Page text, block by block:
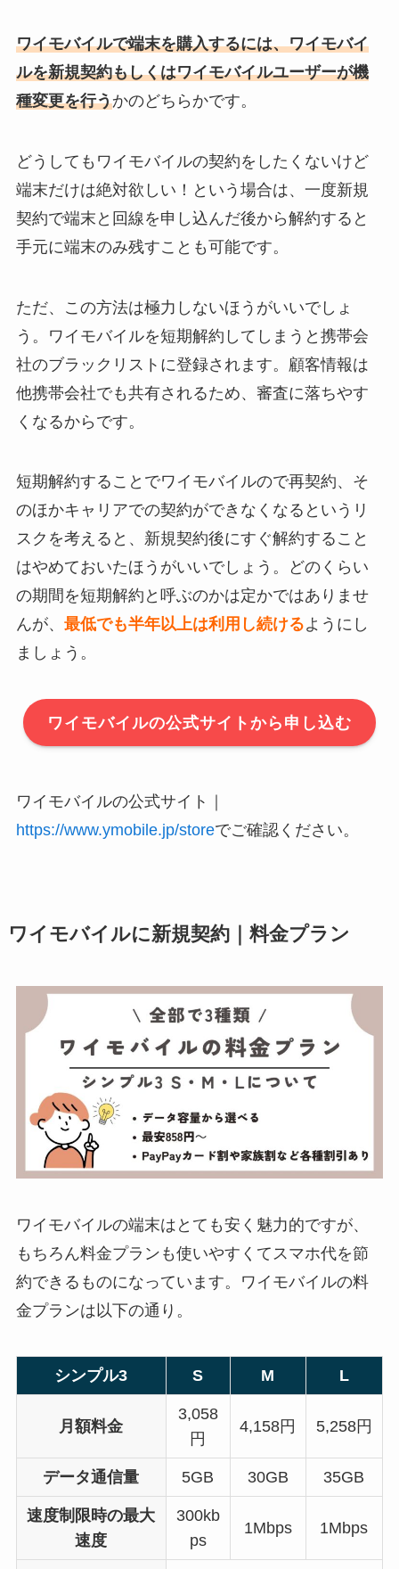
ワイモバイルで端末を購入するには、ワイモバイ
ルを新規契約もしくはワイモバイルユーザーが機
種変更を行うかのどちらかです。
どうしてもワイモバイルの契約をしたくないけど
端末だけは絶対欲しい！という場合は、一度新規
契約で端末と回線を申し込んだ後から解約すると
手元に端末のみ残すことも可能です。
ただ、この方法は極力しないほうがいいでしょ
う。ワイモバイルを短期解約してしまうと携帯会
社のブラックリストに登録されます。顧客情報は
他携帯会社でも共有されるため、審査に落ちやす
くなるからです。
短期解約することでワイモバイルので再契約、そ
のほかキャリアでの契約ができなくなるというリ
スクを考えると、新規契約後にすぐ解約すること
はやめておいたほうがいいでしょう。どのくらい
の期間を短期解約と呼ぶのかは定かではありませ
んが、 最低でも半年以上は利用し続けるようにし
ましょう。
ワイモバイルの公式サイトから申し込む
ワイモバイルの公式サイト｜
https://www.ymobile.jp/storeでご確認ください。
ワイモバイルに新規契約｜料金プラン
ワイモバイルの端末はとても安く魅力的ですが、
もちろん料金プランも使いやすくてスマホ代を節
約できるものになっています。ワイモバイルの料
金プランは以下の通り。
シンプル3 S M L
月額料金
3,058
円
4,158円 5,258円
データ通信量 5GB 30GB 35GB
速度制限時の最大
速度
300kb
ps
1Mbps 1Mbps